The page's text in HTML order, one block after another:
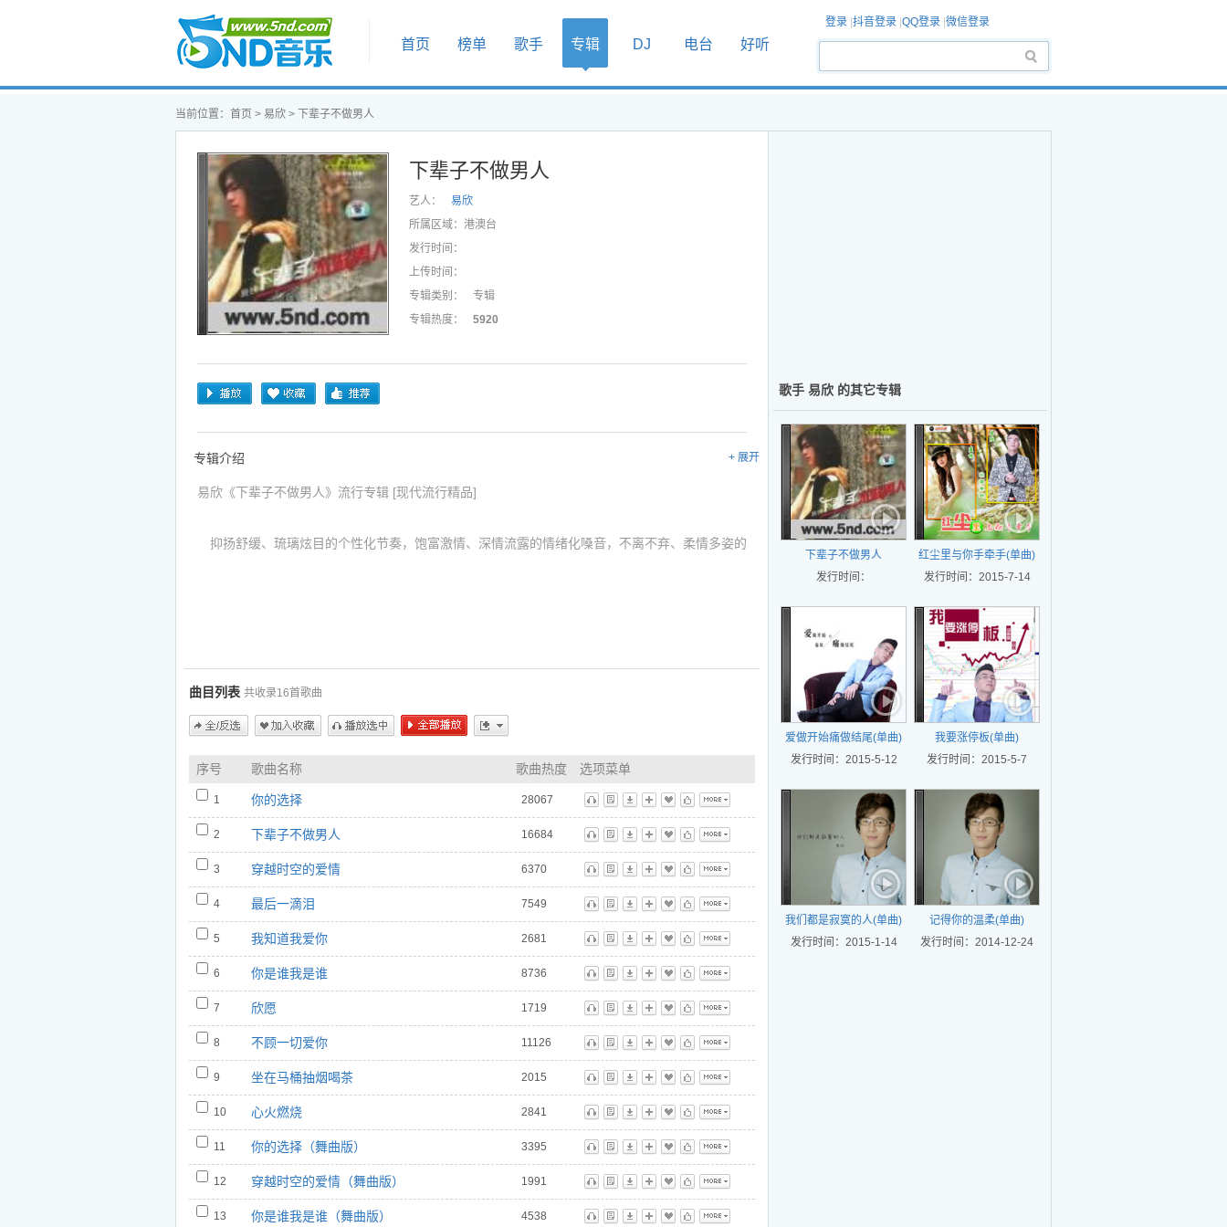
首页
首页 榜单 歌手 专辑 DJ 电台 好听
登录 抖音登录 QQ登录 微信登录
当前位置： 首页 > 易欣 > 下辈子不做男人
下辈子不做男人
艺人：
易欣
所属区域： 港澳台
发行时间：
上传时间：
专辑类别：
专辑
专辑热度：
5920
专辑介绍 + 展开
易欣《下辈子不做男人》流行专辑 [现代流行精品]
抑扬舒缓、琉璃炫目的个性化节奏，饱富激情、深情流露的情绪化嗓音，不离不弃、柔情多姿的
易欣作为名副其实的最具演唱实力的网络情歌王子，凭借着自己的才情和努力，一再创下了当今网
络点击视听的奇迹，《你的选择》、《下辈子不做男人》、《穿越时空的爱情》等款款深情演唱的
歌曲被网友点击和下载达千万次之多，其中几首在百度等多个排行榜名列前茅。由此，易欣成为
谁说男人不动真情，男人也有为情所困的时候，专辑主打歌《下辈子不做男人》从一个独特的角
度，描绘了男人的一段难言之隐；爱有时候也是一种沉痛的选择，在感情的十字路口，每个人都有
过彷徨，《你的选择》切身从对方的角度考虑，得出一个结论：因为爱不是一厢情愿的事，即使爱
得再深，也要为对方留一点余地，懂得放弃有时候也不失一种好的解脱方式；专辑另一首主打歌
《穿越时空的爱情》则描绘了一段前世今生的情缘，还有什么比这样的爱情更凄美呢？整张专辑每
首歌曲都可以说是一个宣言，是向时代的挑战，而清新的旋律、多曲风的伴奏，又给整张专辑增添
本张专辑包括易欣CD一张，另赠送时下流行的经典MTV一张，并针对性地配有舞曲版、伴奏，绝
对是一张超值的精品专辑，喜欢流行的朋友一定不能错过。
⊙易欣档案:
姓名：张琪
艺名：易欣
籍贯：浙江宁波
出生：12-10
曲目列表 共收录16首歌曲
序号 歌曲名称 歌曲热度 选项菜单
1 你的选择
28067
听
歌 下 播 藏 标
更多
2
下辈子不做男人
16684
听
歌 下 播 藏 标
更多
3
穿越时空的爱情
6370
听
歌 下 播 藏 标
更多
4
最后一滴泪
7549
听
歌 下 播 藏 标
更多
5
我知道我爱你
2681
听
歌 下 播 藏 标
更多
6
你是谁我是谁
8736
听
歌 下 播 藏 标
更多
7
欣愿
1719
听
歌 下 播 藏 标
更多
8
不顾一切爱你
11126
听
歌 下 播 藏 标
更多
9
坐在马桶抽烟喝茶
2015
听
歌 下 播 藏 标
更多
10
心火燃烧
2841
听
歌 下 播 藏 标
更多
11
你的选择（舞曲版）
3395
听
歌 下 播 藏 标
更多
12
穿越时空的爱情（舞曲版）
1991
听
歌 下 播 藏 标
更多
13
你是谁我是谁（舞曲版）
4538
歌手 易欣 的其它专辑
下辈子不做男人
发行时间：
红尘里与你手牵手(单曲)
发行时间：2015-7-14
爱做开始痛做结尾(单曲)
发行时间：2015-5-12
我要涨停板(单曲)
发行时间：2015-5-7
我们都是寂寞的人(单曲)
发行时间：2015-1-14
记得你的温柔(单曲)
发行时间：2014-12-24